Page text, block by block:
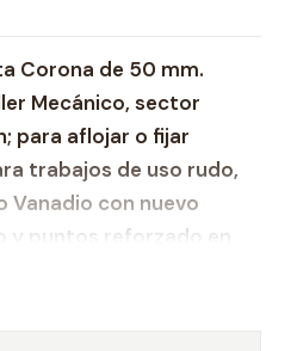
Corona de 50 mm.
Mecánico, sector
para aflojar o fijar
trabajos de uso rudo,
Vanadio con nuevo
y puntos reforzado en
fuerza.